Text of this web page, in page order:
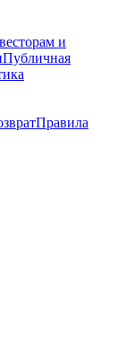
и
Публичная
Правила